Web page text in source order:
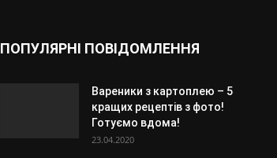
ПОПУЛЯРНІ ПОВІДОМЛЕННЯ
Вареники з картоплею – 5
кращих рецептів з фото!
Готуємо вдома!
23.04.2020